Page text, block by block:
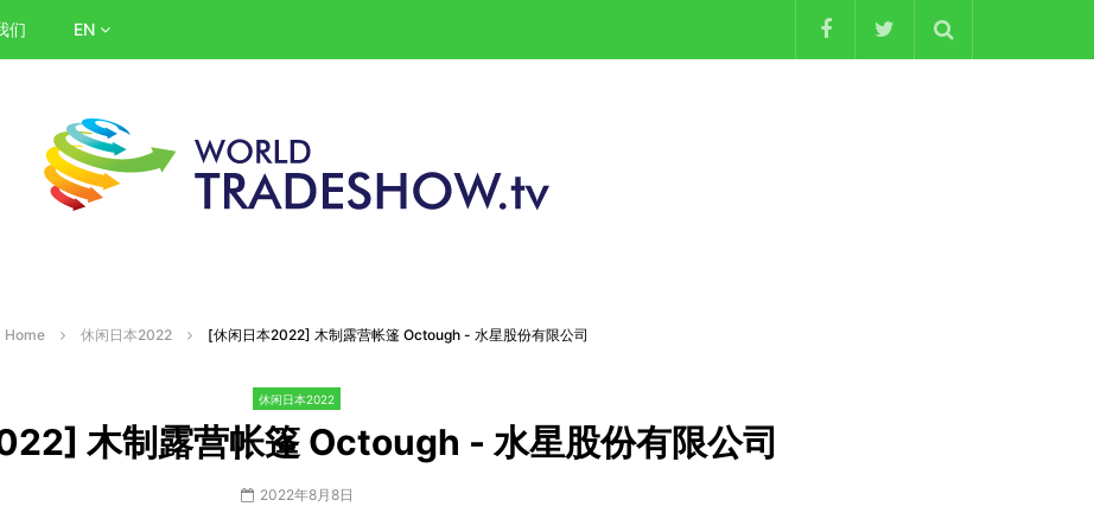
们 EN
Home 休闲日本2022 [休闲日本2022] 木制露营帐篷 Octough - 水星股份有限公司
休闲日本2022
木制露营帐篷 Octough - 水星股份有限公司
2022年8月8日